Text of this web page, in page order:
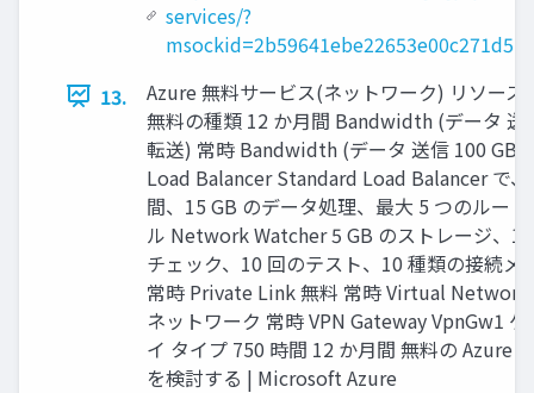
services/?
13.
Azure 無料サービス(ネットワーク) リソース
無料の種類 12 か月間 Bandwidth (データ 送
転送) 常時 Bandwidth (データ 送信 100 GB
Load Balancer Standard Load Balancer で
間、15 GB のデータ処理、最大 5 つのルー
ル Network Watcher 5 GB のストレージ、
チェック、10 回のテスト、10 種類の接続メ
常時 Private Link 無料 常時 Virtual Network
ネットワーク 常時 VPN Gateway VpnGw1
イ タイプ 750 時間 12 か月間 無料の Azure
を検討する | Microsoft Azure